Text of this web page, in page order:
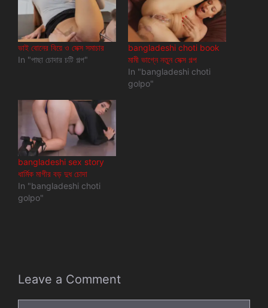
ভাই বোনের বিয়ে ও সেক্স সমাচার
In "পাছা চোদার চটি গল্প"
bangladeshi choti book
মামী ভাগ্নে নতুন সেক্স গল্প
In "bangladeshi choti
golpo"
bangladeshi sex story
ধার্মিক মাগীর বড় দুধ চোদা
In "bangladeshi choti
golpo"
Leave a Comment